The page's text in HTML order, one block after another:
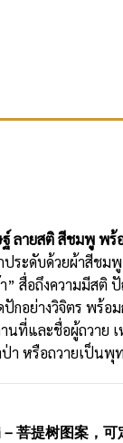
ลายสติ สีชมพู พร้
ระดับด้วยผ้าสีชม
” สื่อถึงความมีสติ
ปักอย่างวิจิตร พร้อ
นที่และชื่อผู้ถวาย
า หรือถวายเป็นพุ
菩提树图案，可